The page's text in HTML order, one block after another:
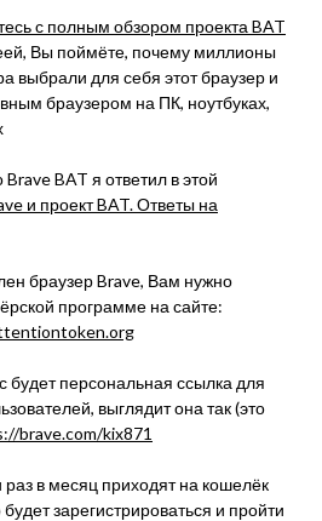
с полным обзором проекта BAT
Вы поймёте, почему миллионы
выбрали для себя этот браузер и
браузером на ПК, ноутбуках,
BAT я ответил в этой
и проект BAT. Ответы на
браузер Brave, Вам нужно
программе на сайте:
будет персональная ссылка для
выглядит она так (это
brave.com/kix871
в месяц приходят на кошелёк
зарегистрироваться и пройти